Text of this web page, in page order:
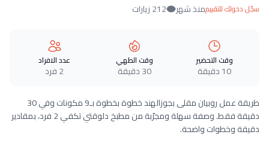
سجّل دخولك للتقييممنذ شهر 212 زيارات
وقت التحضير
10 دقيقة
وقت الطهي
30 دقيقة
عدد الافراد
2 فرد
طريقة عمل روبيان مقلى بجوزالهند خطوة بخطوة بـ9 مكونات وفي 30
دقيقة فقط. وصفة سهلة ومجرّبة من مطبخ دلوقتي تكفي 2 فرد، بمقادير
دقيقة وخطوات واضحة.